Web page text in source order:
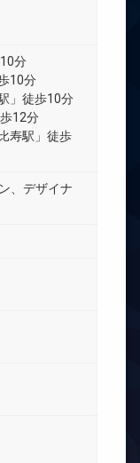
分
10分
」徒歩10分
12分
寿駅」徒歩
、デザイナ